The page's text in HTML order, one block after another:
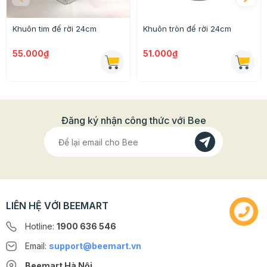
nào?? Bạn có thể tham khảo một số
bánhđộc đáo với nhiều mẫu mã sẽ khiến bạn vô cùng
ngỡ ngàng vì không tin đó là do bạn làm nhé:P
Khuôn tim đế rời 24cm
55.000₫
Khuôn tròn đế rời 24cm
51.000₫
Đăng ký nhận công thức với Bee
LIÊN HỆ VỚI BEEMART
Hotline: 1900 636 546
Email: support@beemart.vn